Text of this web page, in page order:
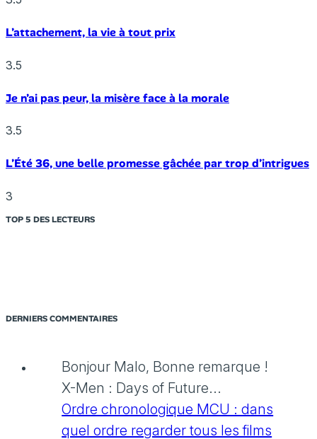
L’attachement, la vie à tout prix
3.5
Je n’ai pas peur, la misère face à la morale
3.5
L’Été 36, une belle promesse gâchée par trop d’intrigues
3
TOP 5 DES LECTEURS
DERNIERS COMMENTAIRES
Bonjour Malo, Bonne remarque !
X-Men : Days of Future...
Ordre chronologique MCU : dans
quel ordre regarder tous les films